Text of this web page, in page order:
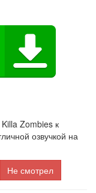
Zombies к
озвучкой на
Не смотрел